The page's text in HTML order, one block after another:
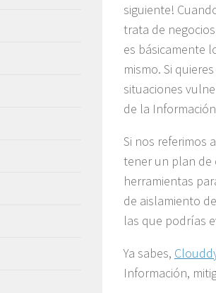
siguiente!
trata de negocios
es básicamente
mismo. Si
situaciones
de la
Si nos referimos
tener un plan de
herramientas
de aislamiento
las que podrías
Ya sabes,
Información,